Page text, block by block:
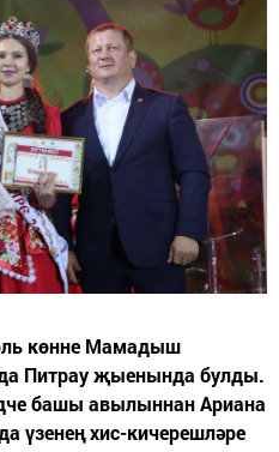
көнне Мамадыш
Питрау җыенында булды.
башы авылыннан Ариана
үзенең хис-кичерешләре